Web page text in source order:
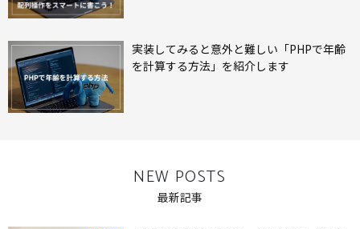
実装してみると意外と難しい「PHPで年齢
を計算する方法」を紹介します
NEW POSTS
最新記事